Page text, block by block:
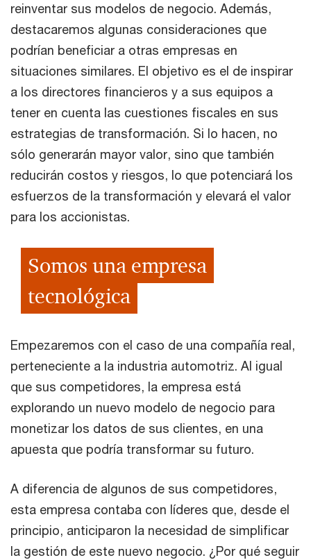
reinventar sus modelos de negocio. Además,
destacaremos algunas consideraciones que
podrían beneficiar a otras empresas en
situaciones similares. El objetivo es el de inspirar
a los directores financieros y a sus equipos a
tener en cuenta las cuestiones fiscales en sus
estrategias de transformación. Si lo hacen, no
sólo generarán mayor valor, sino que también
reducirán costos y riesgos, lo que potenciará los
esfuerzos de la transformación y elevará el valor
para los accionistas.
Somos una empresa
tecnológica
Empezaremos con el caso de una compañía real,
perteneciente a la industria automotriz. Al igual
que sus competidores, la empresa está
explorando un nuevo modelo de negocio para
monetizar los datos de sus clientes, en una
apuesta que podría transformar su futuro.
A diferencia de algunos de sus competidores,
esta empresa contaba con líderes que, desde el
principio, anticiparon la necesidad de simplificar
la gestión de este nuevo negocio. ¿Por qué seguir